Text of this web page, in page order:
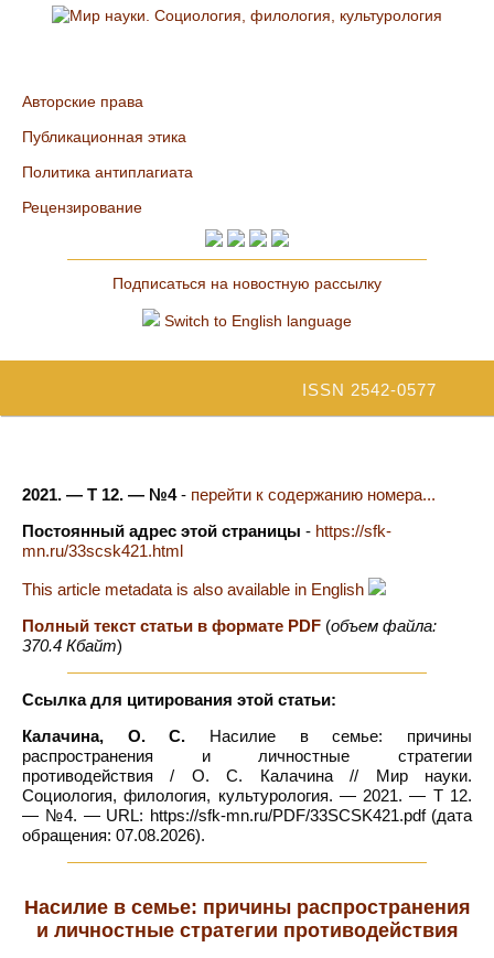
Авторские права
Публикационная этика
Политика антиплагиата
Рецензирование
Подписаться на новостную рассылку
Switch to English language
ISSN 2542-0577
2021. — Т 12. — №4- перейти к содержанию номера...
Постоянный адрес этой страницы - https://sfk-
mn.ru/33scsk421.html
This article metadata is also available in English
Полный текст статьи в формате PDF (объем файла:
370.4 Кбайт)
Ссылка для цитирования этой статьи:
Калачина, О. С. Насилие в семье: причины
распространения и личностные стратегии
противодействия / О. С. Калачина // Мир науки.
Социология, филология, культурология. — 2021. — Т 12.
— №4. — URL: https://sfk-mn.ru/PDF/33SCSK421.pdf (дата
обращения: 07.08.2026).
Насилие в семье: причины распространения
и личностные стратегии противодействия